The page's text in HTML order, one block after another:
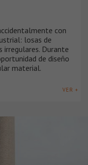
con
losas de
irregulares. Durante
de diseño
material.
VER +